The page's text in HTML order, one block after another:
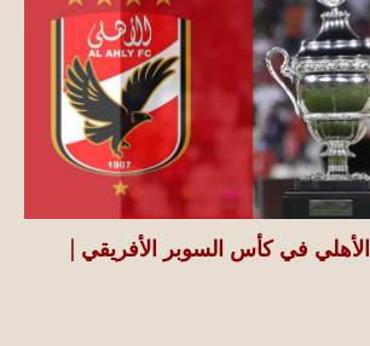
في كأس السوبر الأفريقي |